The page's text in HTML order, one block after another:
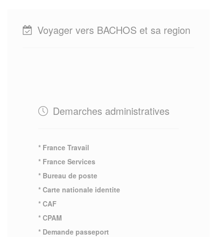
Voyager vers BACHOS et sa region
Demarches administratives
* France Travail
* France Services
* Bureau de poste
* Carte nationale identite
* CAF
* CPAM
* Demande passeport